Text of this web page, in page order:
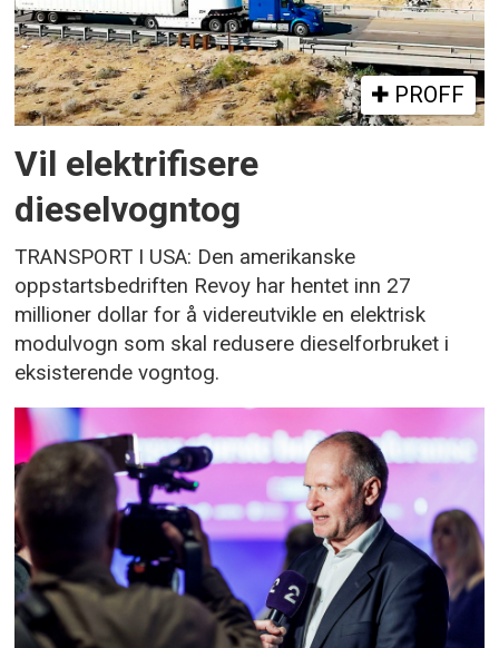
PROFF
Vil elektrifisere
dieselvogntog
TRANSPORT I USA: Den amerikanske
oppstartsbedriften Revoy har hentet inn 27
millioner dollar for å videreutvikle en elektrisk
modulvogn som skal redusere dieselforbruket i
eksisterende vogntog.